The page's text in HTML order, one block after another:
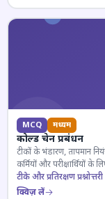
MCQ मध्यम
कोल्ड चेन प्रबंधन
टीकों के भंडारण, तापमान
कर्मियों और परीक्षार्थियों के
टीके और प्रतिरक्षण प्रश्नोत्तरी
क्विज़ लें